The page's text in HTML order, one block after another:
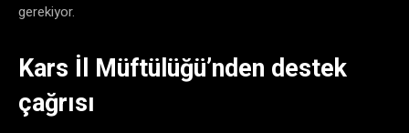
gerekiyor.
Kars İl Müftülüğü’nden destek
çağrısı